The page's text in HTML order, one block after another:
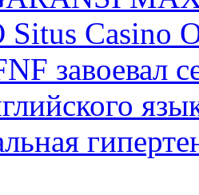
Situs Casino
завоевал